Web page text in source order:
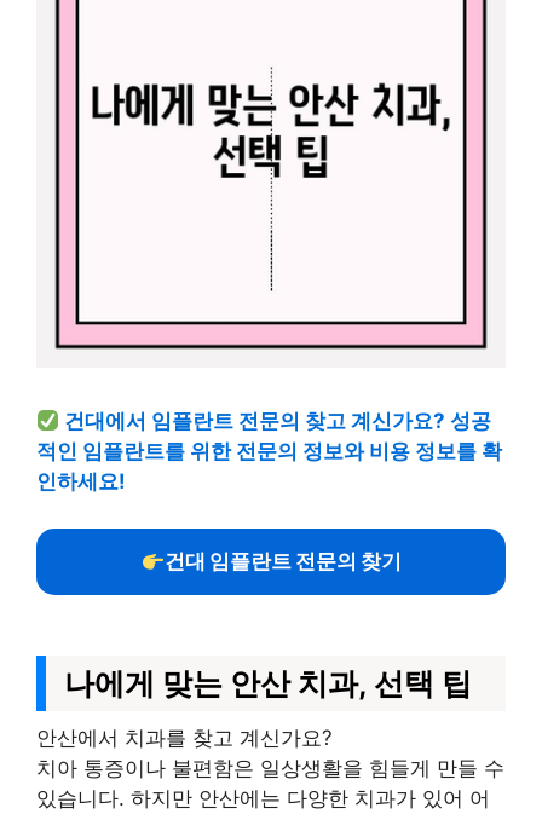
건대에서 임플란트 전문의 찾고 계신가요? 성공
적인 임플란트를 위한 전문의 정보와 비용 정보를 확
인하세요!
건대 임플란트 전문의 찾기
나에게 맞는 안산 치과, 선택 팁
안산에서 치과를 찾고 계신가요?
치아 통증이나 불편함은 일상생활을 힘들게 만들 수
있습니다. 하지만 안산에는 다양한 치과가 있어 어